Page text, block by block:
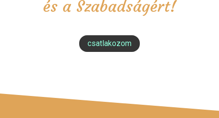
és a Szabadságért!
csatlakozom